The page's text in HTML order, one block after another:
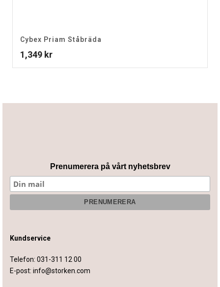
Cybex Priam Ståbräda
1,349 kr
Prenumerera på vårt nyhetsbrev
Kundservice
Telefon: 031-311 12 00
E-post: info@storken.com